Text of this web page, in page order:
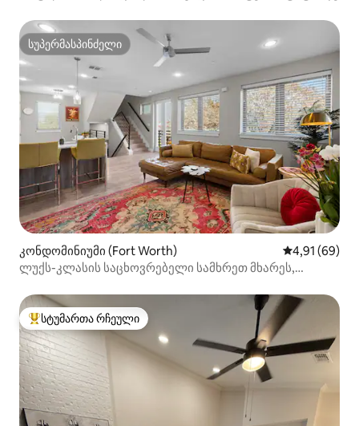
სუპერმასპინძელი
სუპერმასპინძელი
კონდომინიუმი (Fort Worth) საშუალო
4,91 (69)
ლუქს-კლასის საცხოვრებელი სამხრეთ მხარეს,
სტუმართა რჩეული მოწინავე ვარიანტი
სტუმართა რჩეული